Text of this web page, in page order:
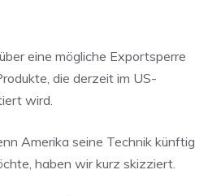
eine mögliche Exportsperre
die derzeit im US-
wird.
Amerika seine Technik künftig
haben wir kurz skizziert.